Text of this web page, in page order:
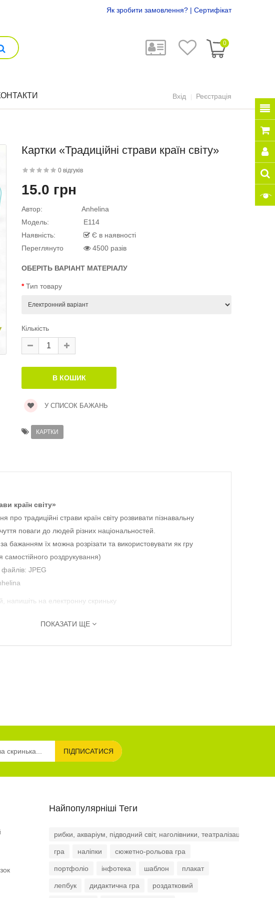
Як зробити замовлення? | Сертифікат
0
Вхід Реєстрація
Картки «Традиційні страви країн світу»
0 відгуків
15.0 грн
Автор:
Anhelina
Модель:
E114
Наявність:
Є в наявності
Переглянуто
4500 разів
ОБЕРІТЬ ВАРІАНТ МАТЕРІАЛУ
Тип товару
Кількість
У СПИСОК БАЖАНЬ
КАРТКИ
країн світу»
про традиційні страви країн світу розвивати пізнавальну
поваги до людей різних національностей.
бажанням їх можна розрізати та використовувати як гру
самостійного роздрукування)
JPEG
напишіть на електронну скриньку
ПОКАЗАТИ ЩЕ
ПІДПИСАТИСЯ
Найпопулярніші Теги
рибки, акваріум, підводний світ, наголівники, театралізація,
гра наліпки сюжетно-рольова гра
портфоліо інфотека шаблон плакат
лепбук дидактична гра роздатковий